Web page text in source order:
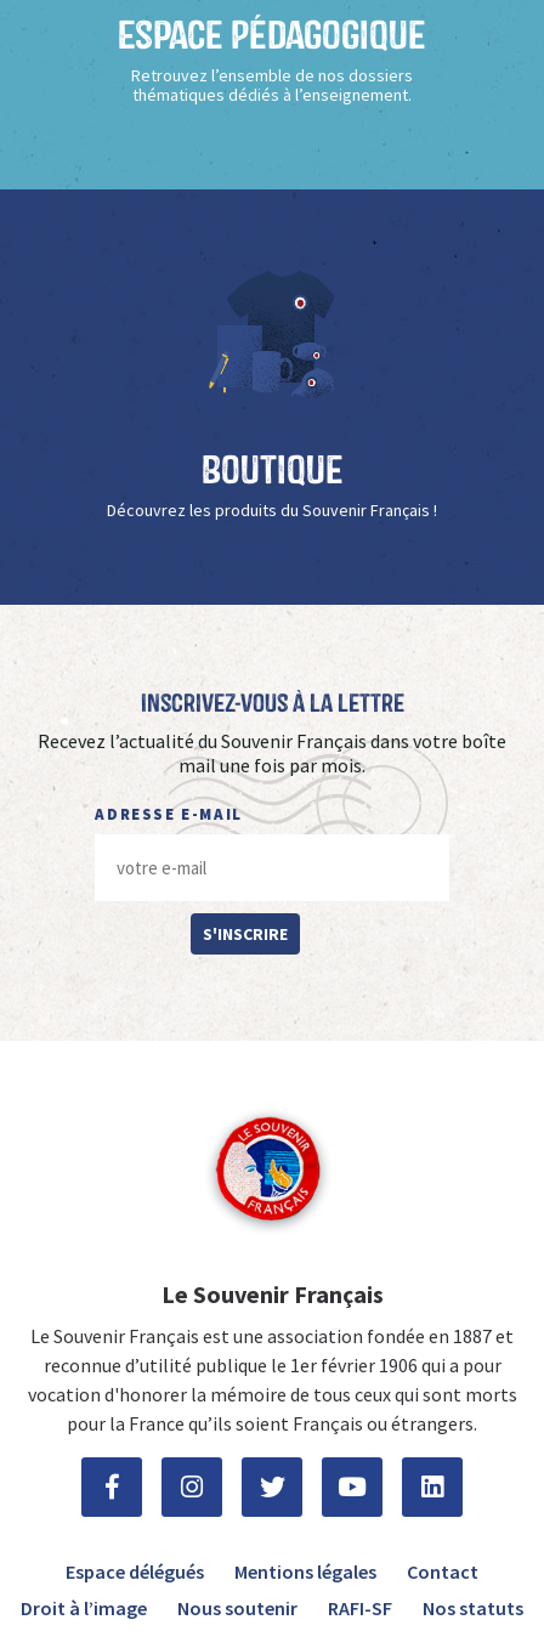
Espace Pédagogique
Retrouvez l’ensemble de nos dossiers
thématiques dédiés à l’enseignement.
Boutique
Découvrez les produits du Souvenir Français !
Inscrivez-vous à La Lettre
Recevez l’actualité du Souvenir Français dans votre boîte
mail une fois par mois.
ADRESSE E-MAIL
S'INSCRIRE
Le Souvenir Français
Le Souvenir Français est une association fondée en 1887 et
reconnue d’utilité publique le 1er février 1906 qui a pour
vocation d'honorer la mémoire de tous ceux qui sont morts
pour la France qu’ils soient Français ou étrangers.
Espace délégués Mentions légales
Contact
Droit à l’image
Nous soutenir RAFI-SF Nos statuts